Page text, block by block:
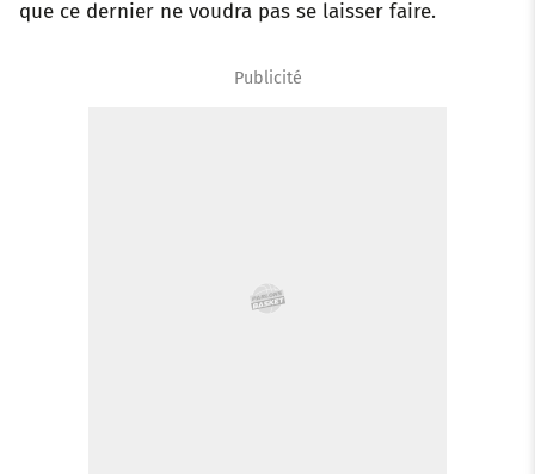
que ce dernier ne voudra pas se laisser faire.
Publicité